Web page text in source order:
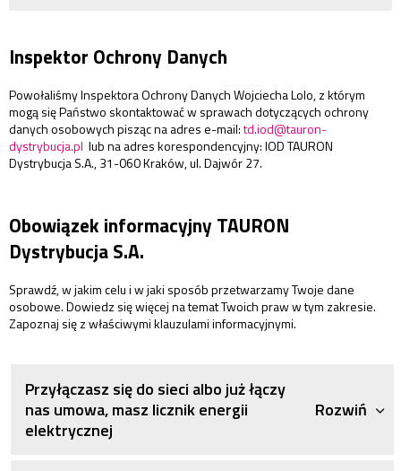
Inspektor Ochrony Danych
Powołaliśmy Inspektora Ochrony Danych Wojciecha Lolo, z którym
mogą się Państwo skontaktować w sprawach dotyczących ochrony
danych osobowych pisząc na adres e-mail:td.iod@tauron-
dystrybucja.pl lub na adres korespondencyjny: IOD TAURON
Dystrybucja S.A., 31-060 Kraków, ul. Dajwór 27.
Obowiązek informacyjny TAURON
Dystrybucja S.A.
Sprawdź, w jakim celu i w jaki sposób przetwarzamy Twoje dane
osobowe. Dowiedz się więcej na temat Twoich praw w tym zakresie.
Zapoznaj się z właściwymi klauzulami informacyjnymi.
Przyłączasz się do sieci albo już łączy
nas umowa, masz licznik energii
elektrycznej
Rozwiń